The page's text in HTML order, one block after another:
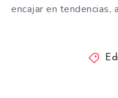
encajar en tendencias,